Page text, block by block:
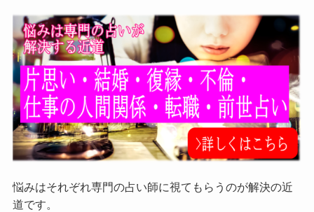
悩みはそれぞれ専門の占い師に視てもらうのが解決の近
道です。